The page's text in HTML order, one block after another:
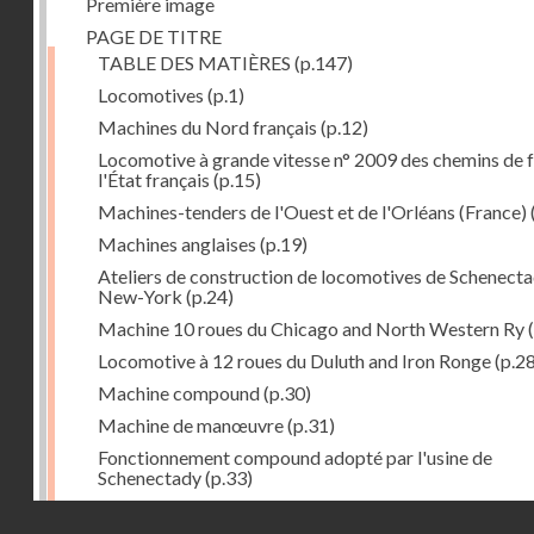
PAGE DE TITRE
TABLE DES MATIÈRES (p.147)
Locomotives (p.1)
Machines du Nord français (p.12)
Locomotive à grande vitesse n° 2009 des chemins de
l'État français (p.15)
Machines-tenders de l'Ouest et de l'Orléans (France)
Machines anglaises (p.19)
Ateliers de construction de locomotives de
New-York (p.24)
Machine 10 roues du Chicago and North Western Ry
Locomotive à 12 roues du Duluth and Iron Ronge
Machine compound(p.30)
Machine de manœuvre(p.31)
Fonctionnement compound adopté par l'usine de
Schenectady(p.33)